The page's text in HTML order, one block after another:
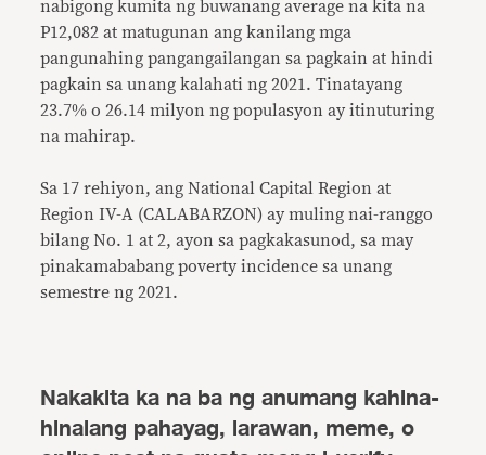
nabigong kumita ng buwanang average na kita na
P12,082 at matugunan ang kanilang mga
pangunahing pangangailangan sa pagkain at hindi
pagkain sa unang kalahati ng 2021. Tinatayang
23.7% o 26.14 milyon ng populasyon ay itinuturing
na mahirap.
Sa 17 rehiyon, ang National Capital Region at
Region IV-A (CALABARZON) ay muling nai-ranggo
bilang No. 1 at 2, ayon sa pagkakasunod, sa may
pinakamababang poverty incidence sa unang
semestre ng 2021.
Nakakita ka na ba ng anumang kahina-
hinalang pahayag, larawan, meme, o